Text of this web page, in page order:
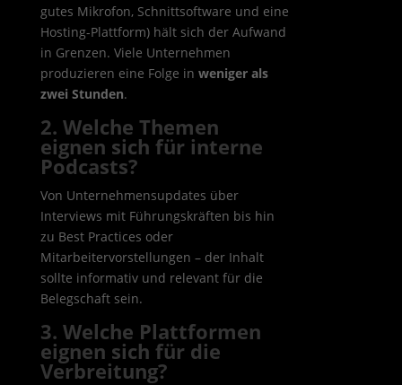
gutes Mikrofon, Schnittsoftware und eine
Hosting-Plattform) hält sich der Aufwand
in Grenzen. Viele Unternehmen
produzieren eine Folge in weniger als
zwei Stunden.
2. Welche Themen
eignen sich für interne
Podcasts?
Von Unternehmensupdates über
Interviews mit Führungskräften bis hin
zu Best Practices oder
Mitarbeitervorstellungen – der Inhalt
sollte informativ und relevant für die
Belegschaft sein.
3. Welche Plattformen
eignen sich für die
Verbreitung?